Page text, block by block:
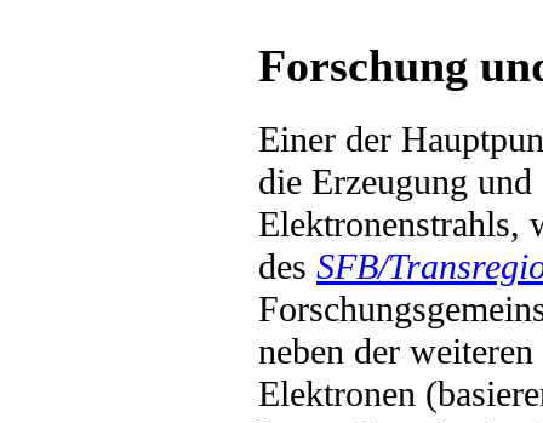
Forschung
Einer der
die Erzeugung
Elektronenstrahls,
des SFB/
neben der
Elektronen